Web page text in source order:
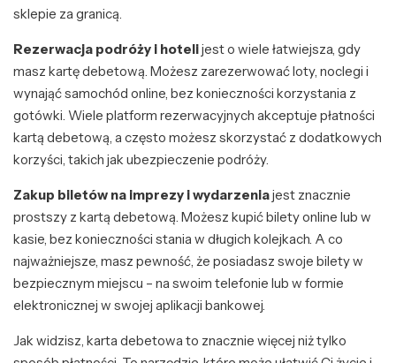
sklepie za granicą.
Rezerwacja podróży i hotelijest o wiele łatwiejsza, gdy
masz kartę debetową. Możesz zarezerwować loty, noclegi i
wynająć samochód online, bez konieczności korzystania z
gotówki. Wiele platform rezerwacyjnych akceptuje płatności
kartą debetową, a często możesz skorzystać z dodatkowych
korzyści, takich jak ubezpieczenie podróży.
Zakup biletów na imprezy i wydarzeniajest znacznie
prostszy z kartą debetową. Możesz kupić bilety online lub w
kasie, bez konieczności stania w długich kolejkach. A co
najważniejsze, masz pewność, że posiadasz swoje bilety w
bezpiecznym miejscu – na swoim telefonie lub w formie
elektronicznej w swojej aplikacji bankowej.
Jak widzisz, karta debetowa to znacznie więcej niż tylko